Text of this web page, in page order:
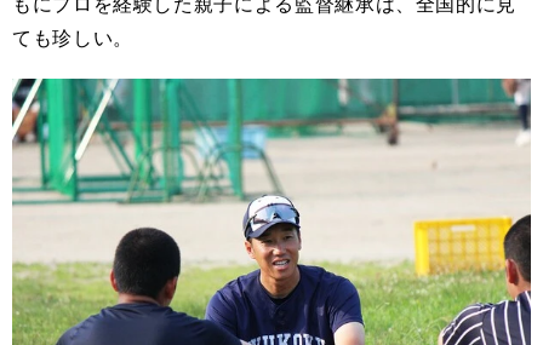
ても珍しい。